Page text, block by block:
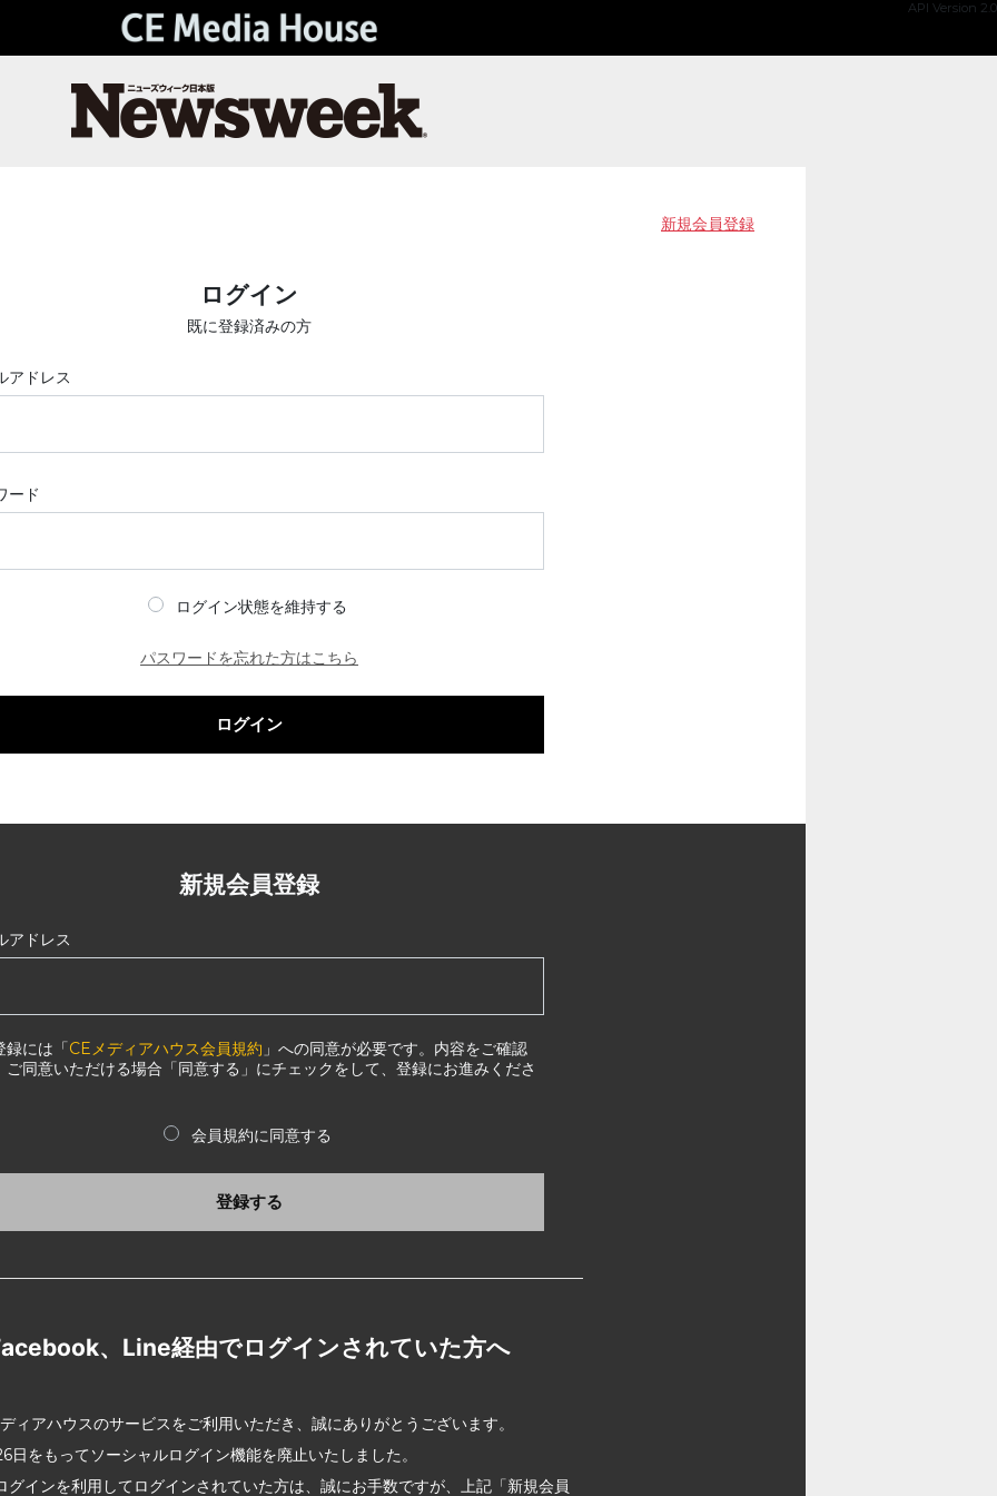
API Version 2.0
新規会員登録
ログイン
既に登録済みの方
アドレス
ード
ログイン状態を維持する
パスワードを忘れた方はこちら
ログイン
新規会員登録
アドレス
録には「CEメディアハウス会員規約 」への同意が必要です。内容をご確認
ご同意いただける場合「同意する」にチェックをして、登録にお進みくださ
会員規約に同意する
登録する
、Line経由でログインされていた方へ
ィアハウスのサービスをご利用いただき、誠にありがとうございます。
日をもってソーシャルログイン機能を廃止いたしました。
グインを利用してログインされていた方は、誠にお手数ですが、上記「新規会員